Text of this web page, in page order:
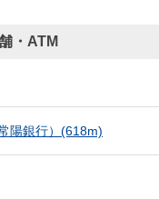
・ATM
銀行） (618m)